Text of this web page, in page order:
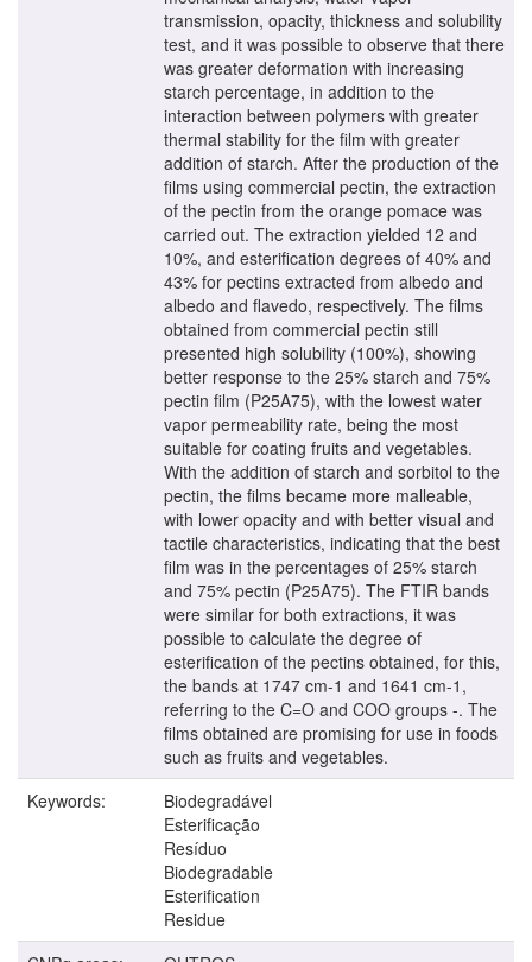
transmission, opacity, thickness and solubility
test, and it was possible to observe that there
was greater deformation with increasing
starch percentage, in addition to the
interaction between polymers with greater
thermal stability for the film with greater
addition of starch. After the production of the
films using commercial pectin, the extraction
of the pectin from the orange pomace was
carried out. The extraction yielded 12 and
10%, and esterification degrees of 40% and
43% for pectins extracted from albedo and
albedo and flavedo, respectively. The films
obtained from commercial pectin still
presented high solubility (100%), showing
better response to the 25% starch and 75%
pectin film (P25A75), with the lowest water
vapor permeability rate, being the most
suitable for coating fruits and vegetables.
With the addition of starch and sorbitol to the
pectin, the films became more malleable,
with lower opacity and with better visual and
tactile characteristics, indicating that the best
film was in the percentages of 25% starch
and 75% pectin (P25A75). The FTIR bands
were similar for both extractions, it was
possible to calculate the degree of
esterification of the pectins obtained, for this,
the bands at 1747 cm-1 and 1641 cm-1,
referring to the C=O and COO groups -. The
films obtained are promising for use in foods
such as fruits and vegetables.
Keywords:
Biodegradável
Esterificação
Resíduo
Biodegradable
Esterification
Residue